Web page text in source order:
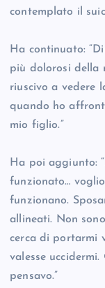
contemplato il
Ha continuato:
più dolorosi della
riuscivo a vedere
quando ho
mio figlio.”
Ha poi aggiunto:
funzionato…
funzionano.
allineati. Non
cerca di portarmi
valesse
pensavo.”